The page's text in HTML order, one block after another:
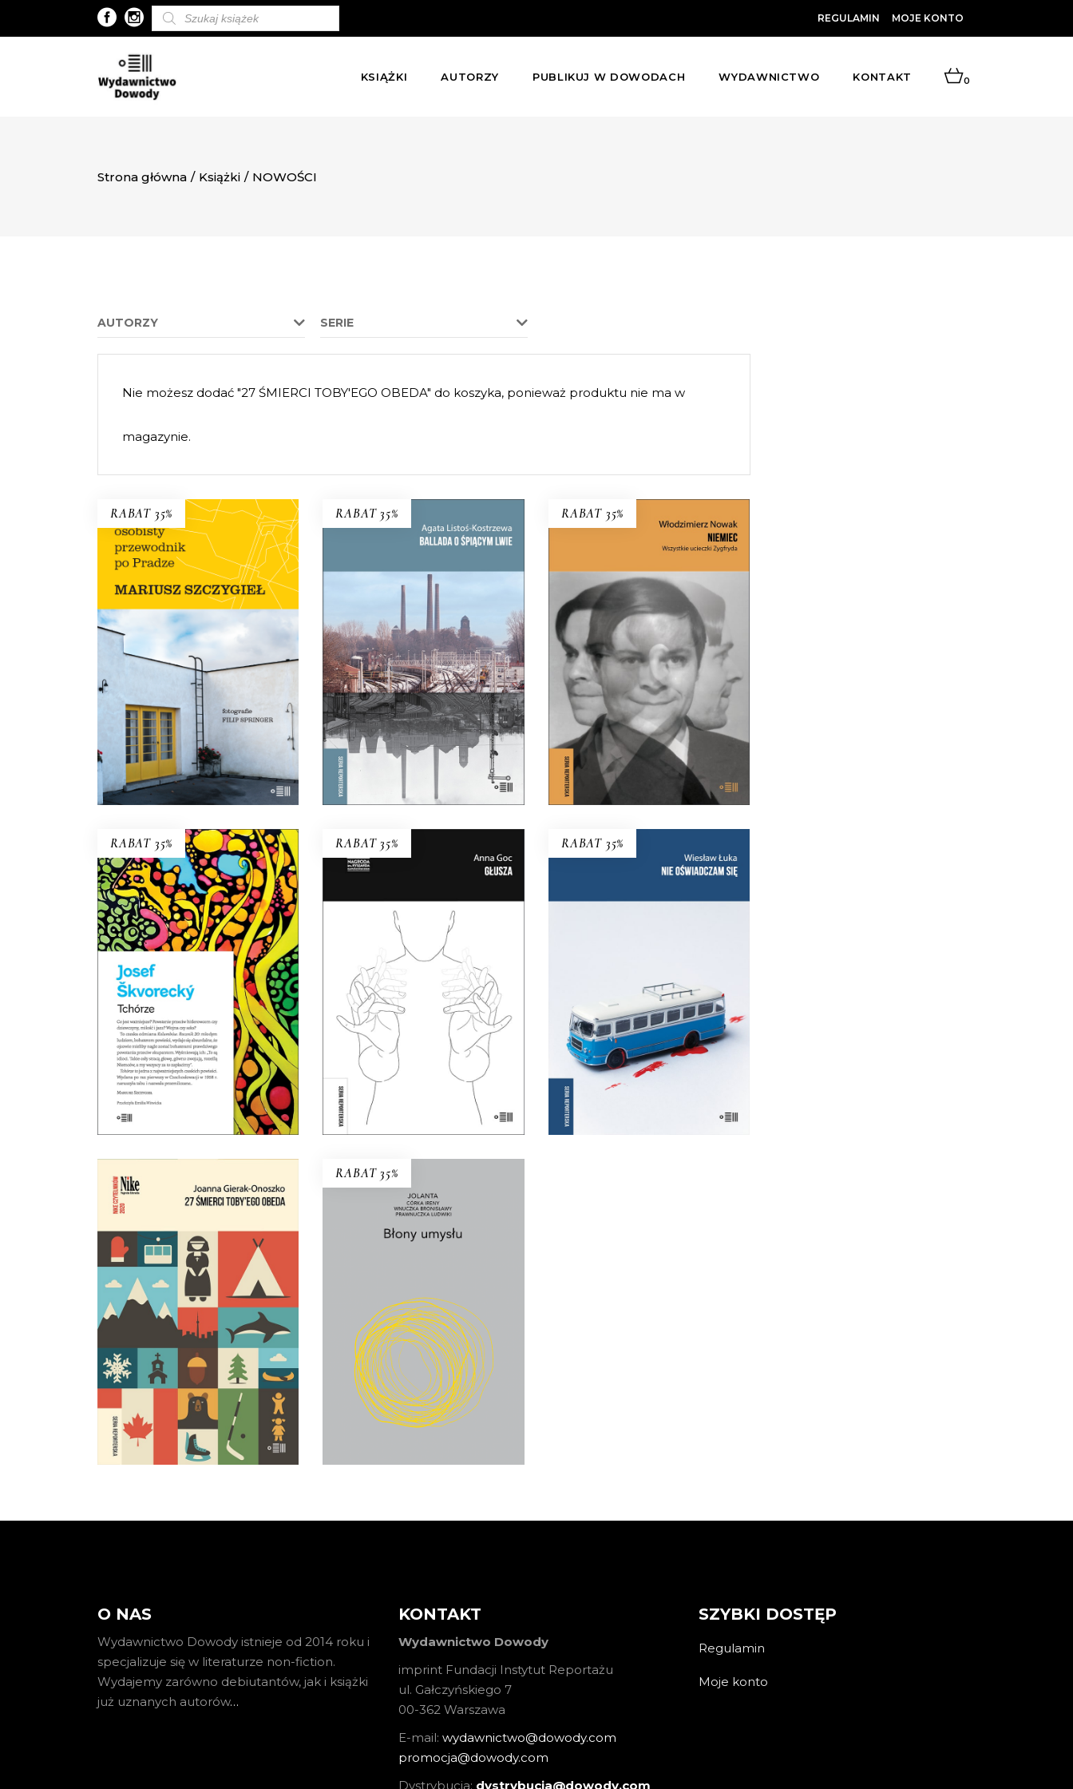
Wyszukiwarka
produktów
REGULAMIN MOJE KONTO
KSIĄŻKI AUTORZY PUBLIKUJ W DOWODACH WYDAWNICTWO KONTAKT 0
Strona główna / Książki / NOWOŚCI
AUTORZY SERIE
Nie możesz dodać "27 ŚMIERCI TOBY'EGO OBEDA" do koszyka, ponieważ produktu nie ma w
magazynie.
RABAT 35%
E-BOOK DO
KOSZYKA
OSOBISTY PRZEWODNIK
PO PRADZE
Nowe wydanie przewodnika
Szczygła! Premiera 12 lipca
69.90zł 45.44zł
KSIĄŻKA DO
KOSZYKA
RABAT 35%
E-BOOK DO
BALLADA O ŚPIĄCYM
LWIE
To, co zdecydowało o powstaniu
Bytomia, jego bogactwie i
tradycji, miało stać się jego
zagładą.
61.00zł 39.65zł
KSIĄŻKA DO
KOSZYKA
RABAT 35%
E-BOOK DO
UCIECZKI ZYGFRYDA
Czy Zygfryd Kapela zdradził
Niemcy z Polską, czy Polskę z
Niemcami?
61.00 39.65 zł
KSIĄŻKA DO
KOSZYKA
RABAT 35%
E-BOOK DO
TCHÓRZE
NOWE WYDANIE KULTOWEJ
POWIEŚCI
69.00zł 44.85zł
KSIĄŻKA DO
KOSZYKA
RABAT 35%
Dotąd o głuchych wypowiadali
się głównie ci, którzy słyszą.
Teraz głusi chcą opowiedzieć o
sobie sami.
59.00zł 38.35zł
KSIĄŻKA DO
KOSZYKA
RABAT 35%
E-BOOK DO
KSIĄŻKA DO
KOSZYKA
E-BOOK DO
KOSZYKA
27 ŚMIERCI TOBY’EGO
OBEDA
Najgłośniejszy debiut
reporterski ostatnich lat!
59.90 zł 29.95zł
RABAT 35%
E-BOOK DO
BŁONY UMYSŁU
przeobraża?
35.00zł 22.75zł
KSIĄŻKA DO
KOSZYKA
O NAS
Wydawnictwo Dowody istnieje od 2014 roku i
specjalizuje się w literaturze non-fiction.
Wydajemy zarówno debiutantów, jak i książki
już uznanych autorów…
KONTAKT
Wydawnictwo Dowody
imprint Fundacji Instytut Reportażu
ul. Gałczyńskiego 7
00-362 Warszawa
E-mail: wydawnictwo@dowody.com
promocja@dowody.com
Dystrybucja: dystrybucja@dowody.com
SZYBKI DOSTĘP
Regulamin
Moje konto